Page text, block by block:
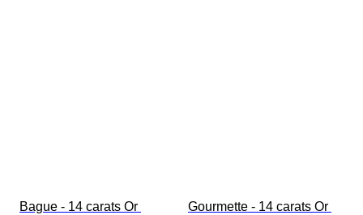
Bague - 14 carats Or
Gourmette - 14 carats Or